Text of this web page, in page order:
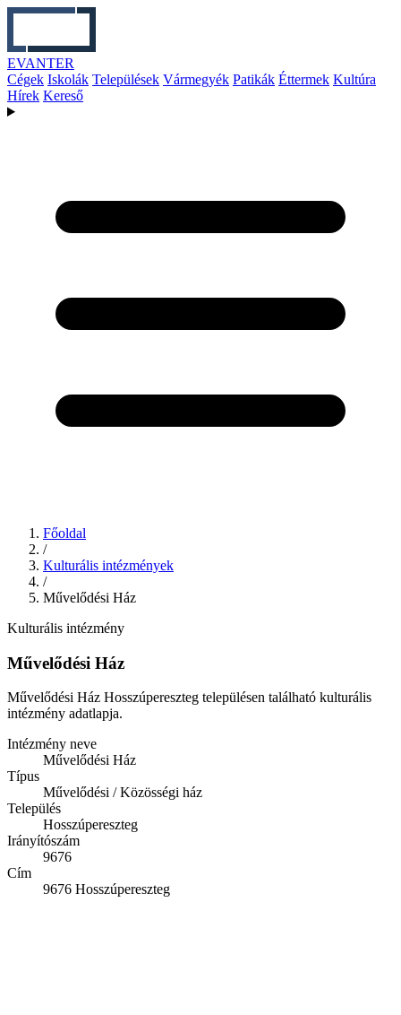
EVANTER
Cégek Iskolák Települések Vármegyék Patikák Éttermek Kultúra
Hírek Kereső
Főoldal
/
Kulturális intézmények
/
Művelődési Ház
Kulturális intézmény
Művelődési Ház
Művelődési Ház Hosszúpereszteg településen található kulturális
intézmény adatlapja.
Intézmény neve
Művelődési Ház
Típus
Művelődési / Közösségi ház
Település
Hosszúpereszteg
Irányítószám
9676
Cím
9676 Hosszúpereszteg